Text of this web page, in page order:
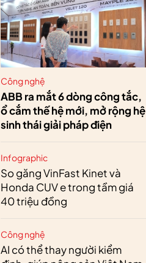
Công nghệ
ABB ra mắt 6 dòng công tắc,
ổ cắm thế hệ mới, mở rộng hệ
sinh thái giải pháp điện
Infographic
So găng VinFast Kinet và
Honda CUV e trong tầm giá
40 triệu đồng
Công nghệ
AI có thể thay người kiểm